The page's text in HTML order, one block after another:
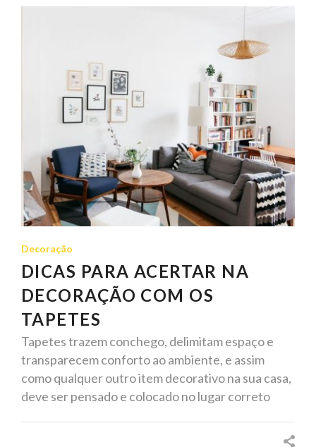
Decoração
DICAS PARA ACERTAR NA
DECORAÇÃO COM OS
TAPETES
Tapetes trazem conchego, delimitam espaço e
transparecem conforto ao ambiente, e assim
como qualquer outro item decorativo na sua casa,
deve ser pensado e colocado no lugar correto